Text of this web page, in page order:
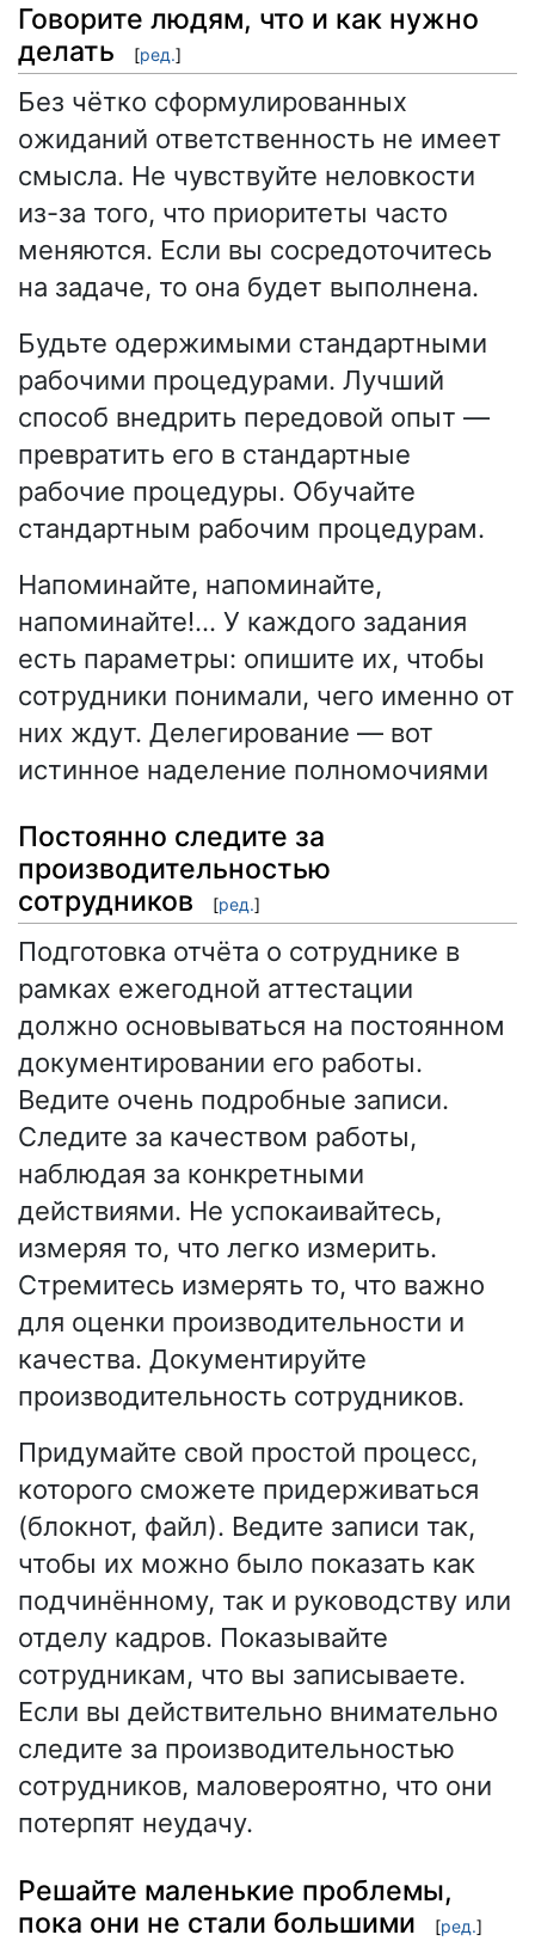
Говорите людям, что и как нужно
делать
[ред.]
Без чётко сформулированных
ожиданий ответственность не имеет
смысла. Не чувствуйте неловкости
из-за того, что приоритеты часто
меняются. Если вы сосредоточитесь
на задаче, то она будет выполнена.
Будьте одержимыми стандартными
рабочими процедурами. Лучший
способ внедрить передовой опыт —
превратить его в стандартные
рабочие процедуры. Обучайте
стандартным рабочим процедурам.
Напоминайте, напоминайте,
напоминайте!… У каждого задания
есть параметры: опишите их, чтобы
сотрудники понимали, чего именно от
них ждут. Делегирование — вот
истинное наделение полномочиями
Постоянно следите за
производительностью
сотрудников
[ред.]
Подготовка отчёта о сотруднике в
рамках ежегодной аттестации
должно основываться на постоянном
документировании его работы.
Ведите очень подробные записи.
Следите за качеством работы,
наблюдая за конкретными
действиями. Не успокаивайтесь,
измеряя то, что легко измерить.
Стремитесь измерять то, что важно
для оценки производительности и
качества. Документируйте
производительность сотрудников.
Придумайте свой простой процесс,
которого сможете придерживаться
(блокнот, файл). Ведите записи так,
чтобы их можно было показать как
подчинённому, так и руководству или
отделу кадров. Показывайте
сотрудникам, что вы записываете.
Если вы действительно внимательно
следите за производительностью
сотрудников, маловероятно, что они
потерпят неудачу.
Решайте маленькие проблемы,
пока они не стали большими
[ред.]